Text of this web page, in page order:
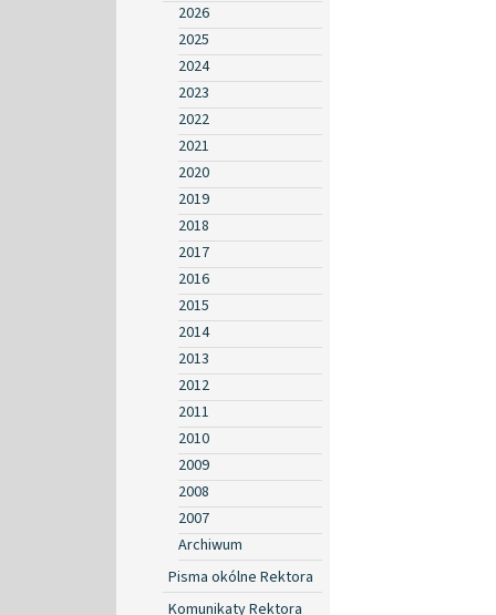
2026
2025
2024
2023
2022
2021
2020
2019
2018
2017
2016
2015
2014
2013
2012
2011
2010
2009
2008
2007
Archiwum
Pisma okólne Rektora
Komunikaty Rektora